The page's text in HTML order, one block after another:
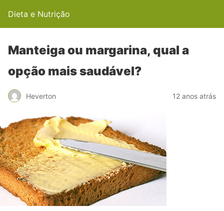
Dieta e Nutrição
Manteiga ou margarina, qual a
opção mais saudável?
Heverton 12 anos atrás